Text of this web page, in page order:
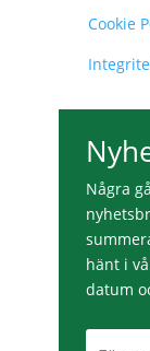
Cookie
Några
hänt i
datum